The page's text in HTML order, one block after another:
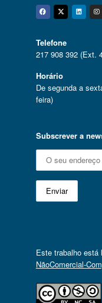
Telefone
217 908 392 (Ext.
Horário
De segunda a
feira)
Subscrever a
Este trabalho
NãoComercial-